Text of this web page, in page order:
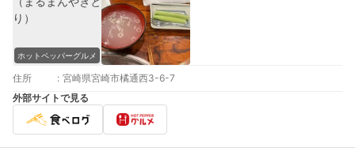
ホットペッパーグルメ
住所 : 宮崎県宮崎市橘通西3-6-7
外部サイトで見る